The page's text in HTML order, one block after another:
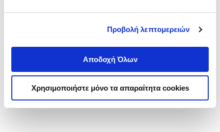
Προβολή λεπτομερειών
Αποδοχή Όλων
Χρησιμοποιήστε μόνο τα απαραίτητα cookies